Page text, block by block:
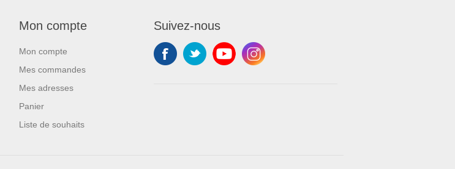
Mon compte
Mon compte
Mes commandes
Mes adresses
Panier
Liste de souhaits
Suivez-nous